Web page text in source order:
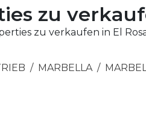
zu
zu verkaufen in El
MARBELLA